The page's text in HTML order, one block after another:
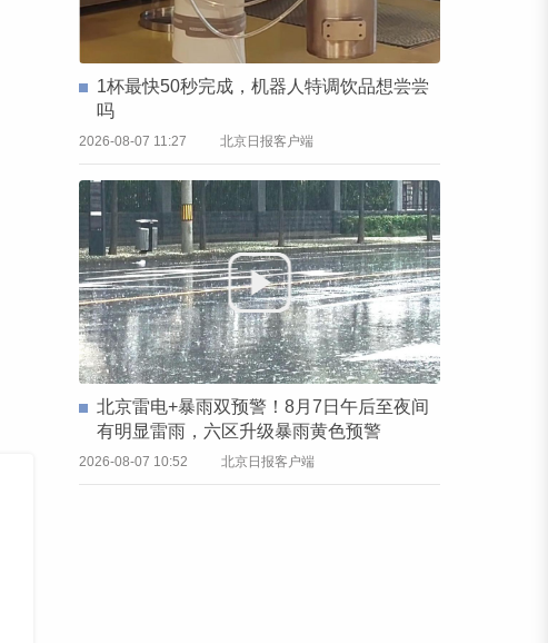
1杯最快50秒完成，机器人特调饮品想尝尝
吗
2026-08-07 11:27 北京日报客户端
北京雷电+暴雨双预警！8月7日午后至夜间
有明显雷雨，六区升级暴雨黄色预警
2026-08-07 10:52 北京日报客户端